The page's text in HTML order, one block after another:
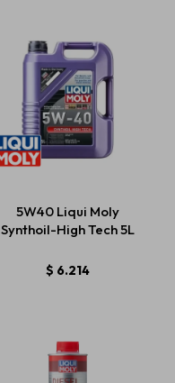
5W40 Liqui Moly
Synthoil-High Tech 5L
$ 6.214